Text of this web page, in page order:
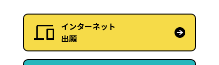
インターネット
出願